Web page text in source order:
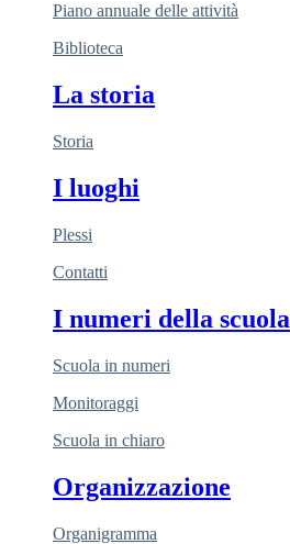
Piano annuale delle attività
Biblioteca
La storia
Storia
I luoghi
Plessi
Contatti
I numeri della scuola
Scuola in numeri
Monitoraggi
Scuola in chiaro
Organizzazione
Organigramma